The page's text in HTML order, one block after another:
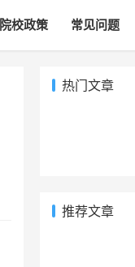
院校政策 常见问题
热门文章
推荐文章